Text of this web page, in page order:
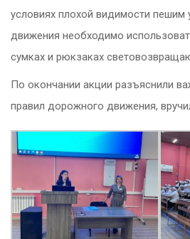
условиях плохой видимости пешим
движения необходимо
сумках и рюкзаках
По окончании акции разъяснили
правил дорожного движения,